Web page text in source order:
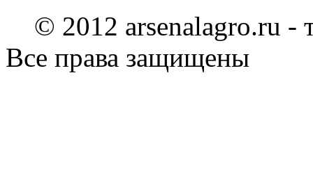
© 2012 arsenalagro.ru -
Все права защищены